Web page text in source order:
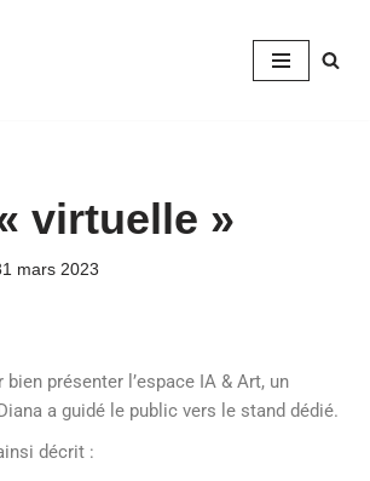
virtuelle »
mars 2023
bien présenter l’espace IA & Art, un
a guidé le public vers le stand dédié.
décrit :